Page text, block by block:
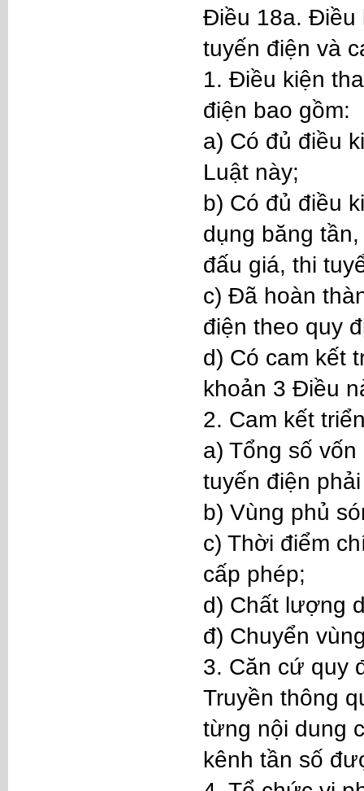
Điều 18a. Điều
tuyến điện và
1. Điều kiện
điện bao gồm:
a) Có đủ điều
Luật này;
b) Có đủ điều
dụng băng
đấu giá, thi
c) Đã hoàn
điện theo quy
d) Có cam kết
khoản 3 Điều
2. Cam kết
a) Tổng số
tuyến điện
b) Vùng phủ
c) Thời điểm
cấp phép;
d) Chất lượng
đ) Chuyển
3. Căn cứ quy
Truyền thông
từng nội dung
kênh tần số